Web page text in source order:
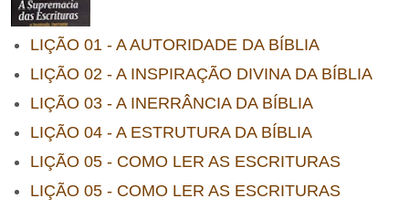
LIÇÃO 01 - A AUTORIDADE DA BÍBLIA
LIÇÃO 02 - A INSPIRAÇÃO DIVINA DA BÍBLIA
LIÇÃO 03 - A INERRÂNCIA DA BÍBLIA
LIÇÃO 04 - A ESTRUTURA DA BÍBLIA
LIÇÃO 05 - COMO LER AS ESCRITURAS
LIÇÃO 05 - COMO LER AS ESCRITURAS